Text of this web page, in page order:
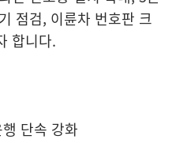
점검, 이륜차 번호판 크
합니다.
단속 강화